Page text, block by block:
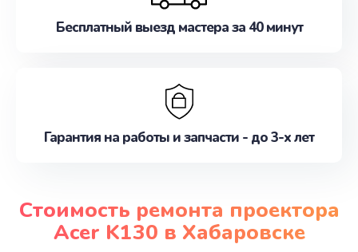
Бесплатный выезд мастера за 40 минут
Гарантия на работы и запчасти - до 3-х лет
Стоимость ремонта проектора
Acer K130 в Хабаровске